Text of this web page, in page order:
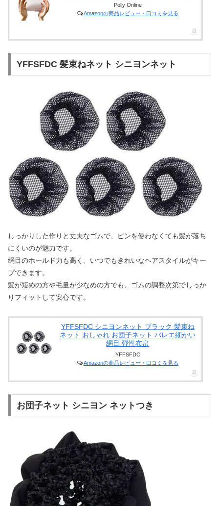
Polly Online
Amazonの商品レビュー・口コミを見る
YFFSFDC 髪束ねネット シニヨンネット
しっかりした作りと丈夫なゴムで、ピンを使わなくても髪が落ち
にくいのが魅力です。
網目のホールド力も高く、いつでもきれいなヘアスタイルがキー
プできます。
髪が短めの方や毛量が少なめの方でも、ゴムの調整次第でしっか
りフィットして安心です。
YFFSFDC シニヨンネット ブラック 髪束ね
ネット おしゃれ お団子ネット バレエ細かい
網目 弾性布帛
YFFSFDC
Amazonの商品レビュー・口コミを見る
お団子ネット シニヨン ネットつき